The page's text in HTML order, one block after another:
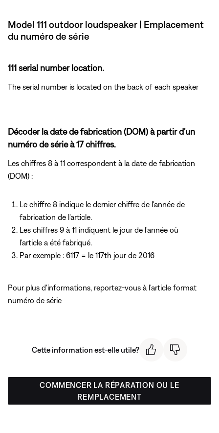
Model 111 outdoor loudspeaker | Emplacement
du numéro de série
111 serial number location.
The serial number is located on the back of each speaker
Décoder la date de fabrication (DOM) à partir d'un
numéro de série à 17 chiffres.
Les chiffres 8 à 11 correspondent à la date de fabrication
(DOM) :
Le chiffre 8 indique le dernier chiffre de l'année de
fabrication de l'article.
Les chiffres 9 à 11 indiquent le jour de l'année où
l'article a été fabriqué.
Par exemple : 6117 = le 117th jour de 2016
Pour plus d'informations, reportez-vous à l'article format
numéro de série
Cette information est-elle utile?
COMMENCER LA RÉPARATION OU LE
REMPLACEMENT